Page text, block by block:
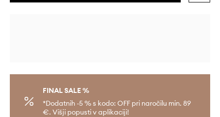
FINAL SALE %
*Dodatnih -5 % s kodo: OFF pri naročilu min. 89
€. Višji popusti v aplikaciji!